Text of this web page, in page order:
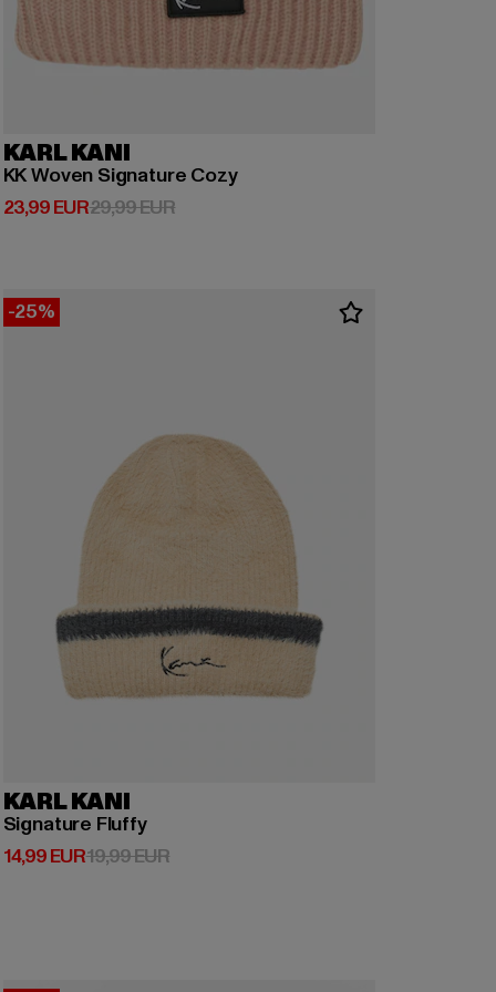
KARL KANI
KK Woven Signature Cozy
23,99 EUR
Derzeitiger Preis: 23,99 EUR
29,99 EURAktionspreis: 29,99 EUR
-25%
KARL KANI
Signature Fluffy
14,99 EUR
Derzeitiger Preis: 14,99 EUR
19,99 EURAktionspreis: 19,99 EUR